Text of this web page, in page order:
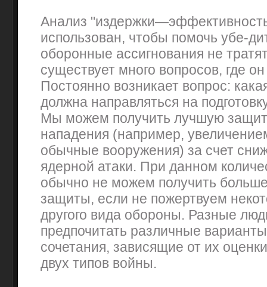
Анализ
использован, чтобы помочь убе-
оборонные ассигнования не
существует много вопросов, где
Постоянно возникает вопрос:
должна направляться на
Мы можем получить лучшую
нападения (например,
обычные вооружения) за счет
ядерной атаки. При данном
обычно не можем получить
защиты, если не пожертвуем
другого вида обороны. Разные
предпочитать различные
сочетания, зависящие от их
двух типов войны.